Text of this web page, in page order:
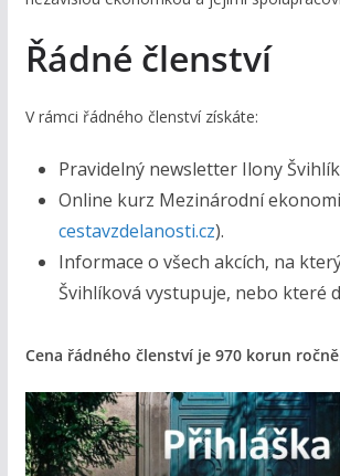
Řádné členství
V rámci řádného členství získáte:
Pravidelný newsletter Ilony
Online kurz Mezinárodní
cestavzdelanosti.cz).
Informace o všech akcích, na
Švihlíková vystupuje, nebo které
Cena řádného členství je 970 korun